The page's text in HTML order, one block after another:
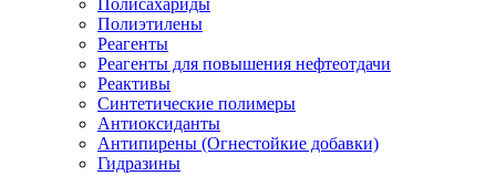
Полисахариды
Полиэтилены
Реагенты
Реагенты для повышения нефтеотдачи
Реактивы
Синтетические полимеры
Антиоксиданты
Антипирены (Огнестойкие добавки)
Гидразины